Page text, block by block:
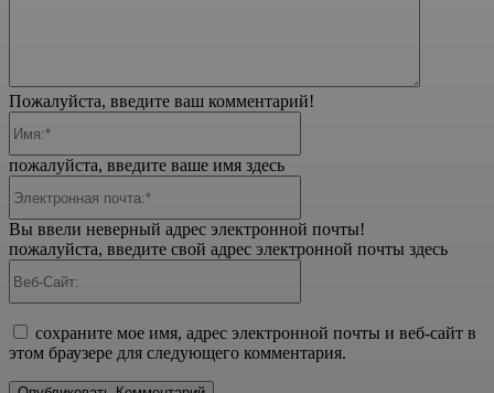
Пожалуйста, введите ваш комментарий!
пожалуйста, введите ваше имя здесь
Вы ввели неверный адрес электронной почты!
пожалуйста, введите свой адрес электронной почты здесь
сохраните мое имя, адрес электронной почты и веб-сайт в
этом браузере для следующего комментария.